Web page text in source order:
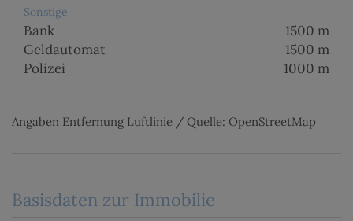
Sonstige
Bank
1500 m
Geldautomat
1500 m
Polizei
1000 m
Angaben Entfernung Luftlinie / Quelle: OpenStreetMap
Basisdaten zur Immobilie